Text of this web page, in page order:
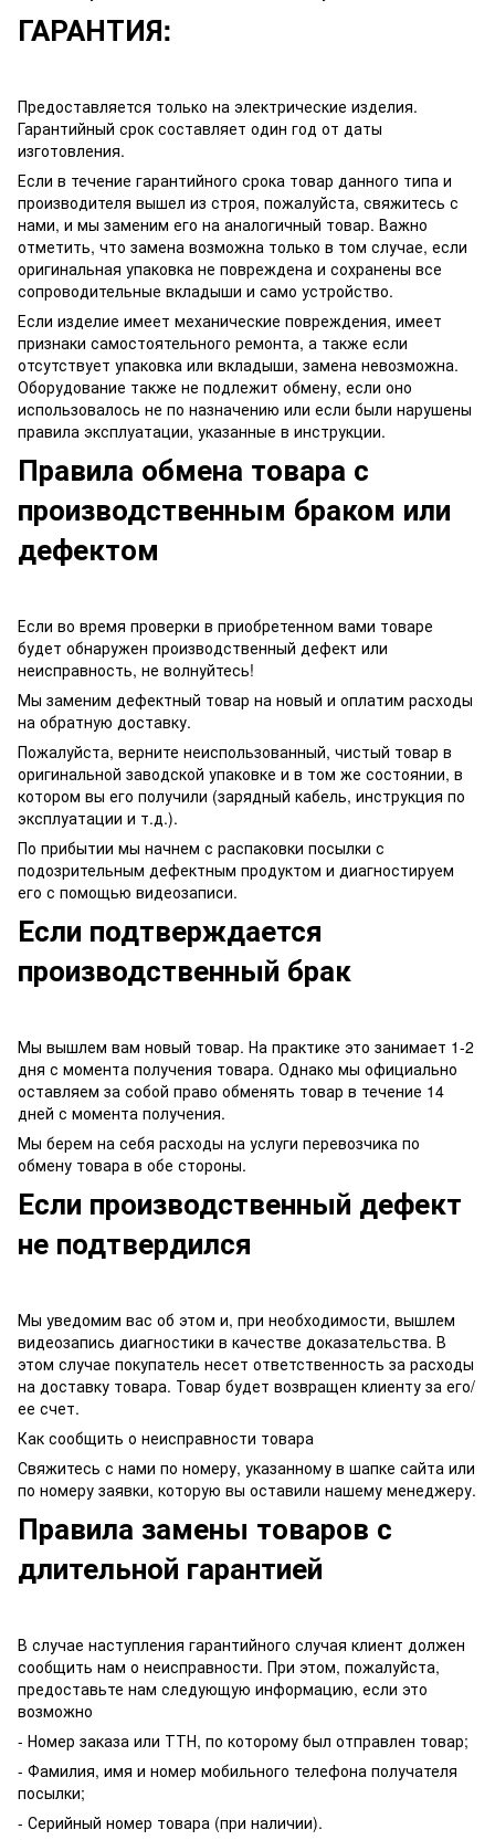
ГАРАНТИЯ:
Предоставляется только на электрические изделия.
Гарантийный срок составляет один год от даты
изготовления.
Если в течение гарантийного срока товар данного типа и
производителя вышел из строя, пожалуйста, свяжитесь с
нами, и мы заменим его на аналогичный товар. Важно
отметить, что замена возможна только в том случае, если
оригинальная упаковка не повреждена и сохранены все
сопроводительные вкладыши и само устройство.
Если изделие имеет механические повреждения, имеет
признаки самостоятельного ремонта, а также если
отсутствует упаковка или вкладыши, замена невозможна.
Оборудование также не подлежит обмену, если оно
использовалось не по назначению или если были нарушены
правила эксплуатации, указанные в инструкции.
Правила обмена товара с
производственным браком или
дефектом
Если во время проверки в приобретенном вами товаре
будет обнаружен производственный дефект или
неисправность, не волнуйтесь!
Мы заменим дефектный товар на новый и оплатим расходы
на обратную доставку.
Пожалуйста, верните неиспользованный, чистый товар в
оригинальной заводской упаковке и в том же состоянии, в
котором вы его получили (зарядный кабель, инструкция по
эксплуатации и т.д.).
По прибытии мы начнем с распаковки посылки с
подозрительным дефектным продуктом и диагностируем
его с помощью видеозаписи.
Если подтверждается
производственный брак
Мы вышлем вам новый товар. На практике это занимает 1-2
дня с момента получения товара. Однако мы официально
оставляем за собой право обменять товар в течение 14
дней с момента получения.
Мы берем на себя расходы на услуги перевозчика по
обмену товара в обе стороны.
Если производственный дефект
не подтвердился
Мы уведомим вас об этом и, при необходимости, вышлем
видеозапись диагностики в качестве доказательства. В
этом случае покупатель несет ответственность за расходы
на доставку товара. Товар будет возвращен клиенту за его/
ее счет.
Как сообщить о неисправности товара
Свяжитесь с нами по номеру, указанному в шапке сайта или
по номеру заявки, которую вы оставили нашему менеджеру.
Правила замены товаров с
длительной гарантией
В случае наступления гарантийного случая клиент должен
сообщить нам о неисправности. При этом, пожалуйста,
предоставьте нам следующую информацию, если это
возможно
- Номер заказа или ТТН, по которому был отправлен товар;
- Фамилия, имя и номер мобильного телефона получателя
посылки;
- Серийный номер товара (при наличии).